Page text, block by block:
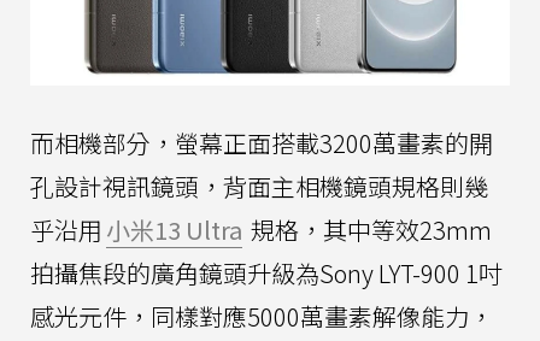
而相機部分，螢幕正面搭載3200萬畫素的開
孔設計視訊鏡頭，背面主相機鏡頭規格則幾
乎沿用 小米13 Ultra 規格，其中等效23mm
拍攝焦段的廣角鏡頭升級為Sony LYT-900 1吋
感光元件，同樣對應5000萬畫素解像能力，